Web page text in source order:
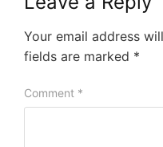
Your email address
fields are marked *
Comment *